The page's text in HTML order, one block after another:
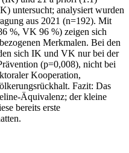
untersucht; analysiert wurden
aus 2021 (n=192). Mit
%, VK 96 %) zeigen sich
Merkmalen. Bei den
sich IK und VK nur bei der
(p=0,008), nicht bei
Kooperation,
Fazit: Das
Äquivalenz; der kleine
bereits erste